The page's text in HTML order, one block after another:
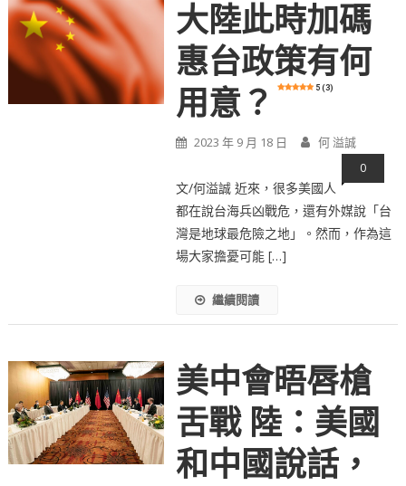
大陸此時加碼
惠台政策有何
用意？
5 (3)
2023 年 9 月 18 日 何 溢誠
0
文/何溢誠 近來，很多美國人
都在說台海兵凶戰危，還有外媒說「台
灣是地球最危險之地」。然而，作為這
場大家擔憂可能 […]
繼續閱讀
美中會晤唇槍
舌戰 陸：美國
和中國說話，